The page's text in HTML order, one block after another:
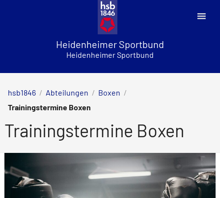
Heidenheimer Sportbund
Heidenheimer Sportbund
hsb1846 / Abteilungen / Boxen /
Trainingstermine Boxen
Trainingstermine Boxen